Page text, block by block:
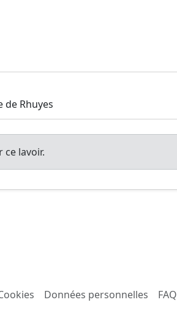
Rhuyes
lavoir.
Données personnelles FAQ